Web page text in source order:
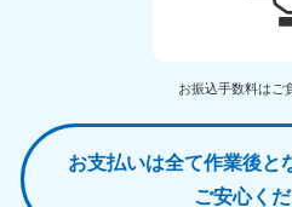
お振込手数料はご
お支払いは全て作業後と
ご安心くだ